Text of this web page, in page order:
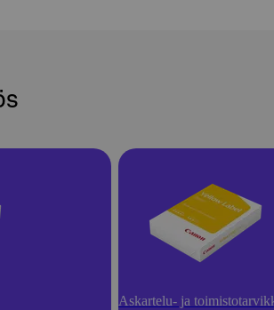
Askartelu- ja